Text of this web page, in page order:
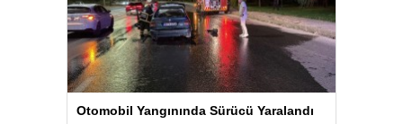
Otomobil Yangınında Sürücü Yaralandı